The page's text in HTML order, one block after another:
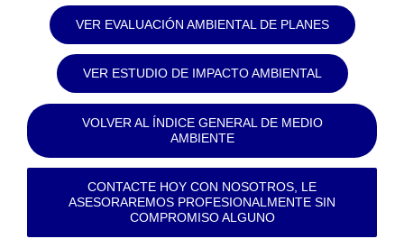
VER EVALUACIÓN AMBIENTAL DE PLANES
VER ESTUDIO DE IMPACTO AMBIENTAL
VOLVER AL ÍNDICE GENERAL DE MEDIO
AMBIENTE
CONTACTE HOY CON NOSOTROS, LE
ASESORAREMOS PROFESIONALMENTE SIN
COMPROMISO ALGUNO